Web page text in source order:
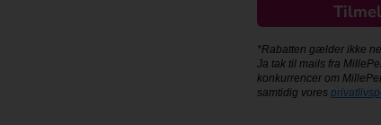
*Rabatten gælder ikke
Ja tak til mails fra
konkurrencer om
samtidig vores